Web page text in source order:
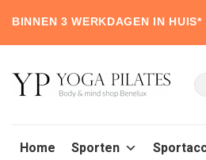
content
BINNEN 3 WERKDAGEN IN HUIS*
Home Sporten